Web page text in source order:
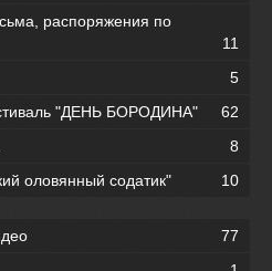
распоряжения по
11
5
"ДЕНЬ БОРОДИНА"
62
8
оловянный содатик"
10
77